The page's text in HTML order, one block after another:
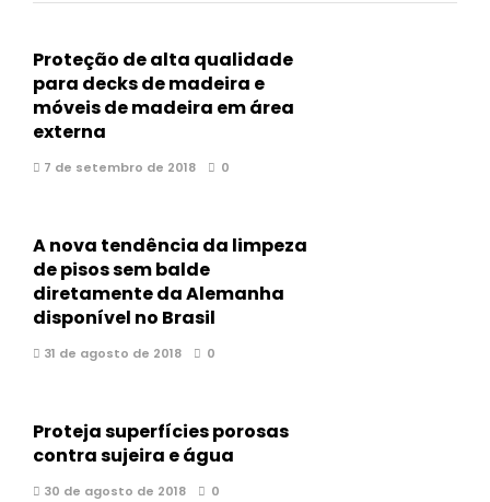
Proteção de alta qualidade
para decks de madeira e
móveis de madeira em área
externa
7 de setembro de 2018 0
A nova tendência da limpeza
de pisos sem balde
diretamente da Alemanha
disponível no Brasil
31 de agosto de 2018 0
Proteja superfícies porosas
contra sujeira e água
30 de agosto de 2018 0